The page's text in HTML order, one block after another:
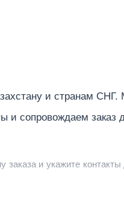
и странам СНГ.
и сопровождаем заказ
заказа и укажите контакты
удобный вариант